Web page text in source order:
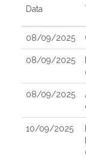
Data
08/09/2025
08/09/2025
08/09/2025
10/09/2025